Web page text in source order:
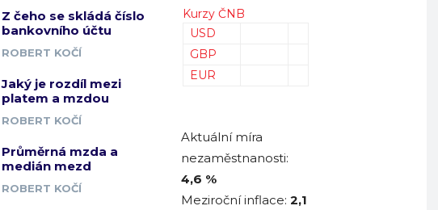
Z čeho se skládá číslo
bankovního účtu
ROBERT KOČÍ
Jaký je rozdíl mezi
platem a mzdou
ROBERT KOČÍ
Průměrná mzda a
medián mezd
ROBERT KOČÍ
Kurzy ČNB
USD
GBP
EUR
Aktuální míra
nezaměstnanosti:
4,6 %
Meziroční inflace: 2,1